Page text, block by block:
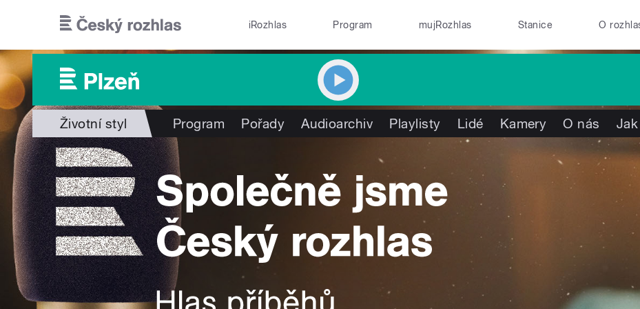
iRozhlas Program mujRozhlas Stanice O
Životní styl Program Pořady Audioarchiv Playlisty Lidé Kamery O nás